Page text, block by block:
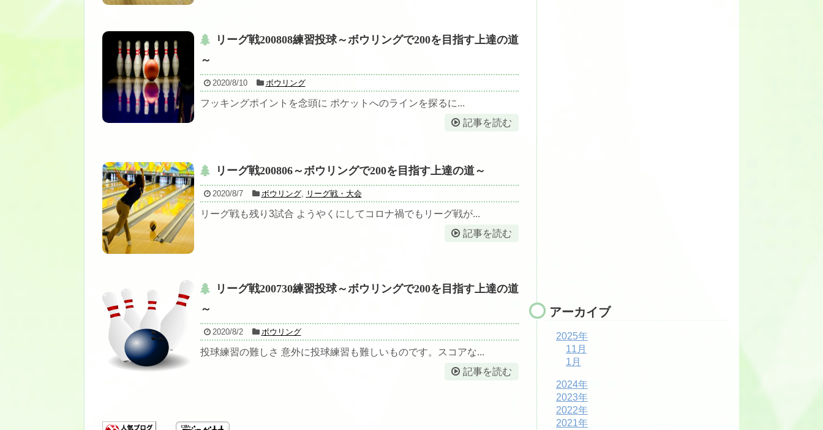
リーグ戦200808練習投球～ボウリングで200を目指す上達の道
～
2020/8/10 ボウリング
フッキングポイントを念頭に ポケットへのラインを探るに...
記事を読む
リーグ戦200806～ボウリングで200を目指す上達の道～
2020/8/7 ボウリング, リーグ戦・大会
リーグ戦も残り3試合 ようやくにしてコロナ禍でもリーグ戦が...
記事を読む
リーグ戦200730練習投球～ボウリングで200を目指す上達の道
～
2020/8/2 ボウリング
投球練習の難しさ 意外に投球練習も難しいものです。スコアな...
記事を読む
アーカイブ
2025年
11月
1月
2024年
2023年
2022年
2021年